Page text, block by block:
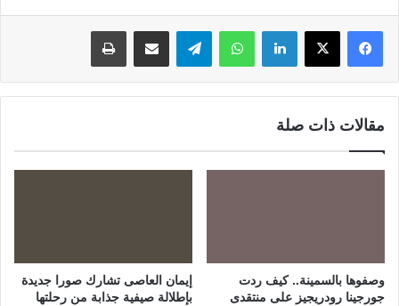
لينكدإن واتساب
مقالات ذات صلة
وصفوها بالسمينة.. كيف ردت
جورجينا رودريجيز على منتقدى
إيمان العاصى تشارك صورا جديدة
بإطلالة صيفية جذابة من رحلتها